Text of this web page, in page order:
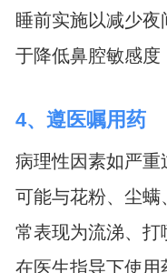
睡前实施以减少
于降低鼻腔敏感度
4、遵医嘱用药
病理性因素如严重
可能与花粉、尘螨
常表现为流涕、打
在医生指导下使用